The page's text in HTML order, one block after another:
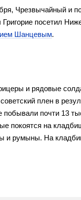
Чрезвычайный и
посетил
Шанцевым.
и рядовые
плен в
побывали почти 13
покоятся на
и румыны. На